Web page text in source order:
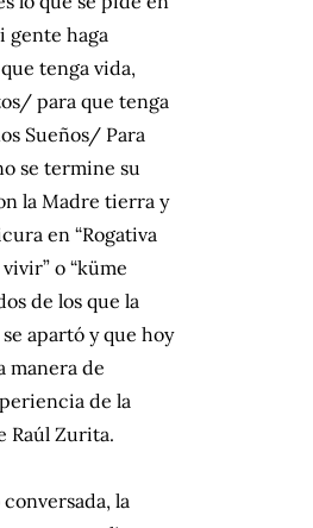
gente haga
tenga vida,
para que tenga
Sueños/ Para
se termine su
la Madre tierra y
en “Rogativa
o “küme
de los que la
apartó y que hoy
manera de
de la
Raúl Zurita.
la